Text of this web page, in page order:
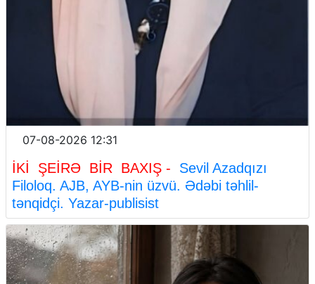
07-08-2026 12:31
İKİ ŞEİRƏ BİR BAXIŞ - Sevil Azadqızı
Filoloq. AJB, AYB-nin üzvü. Ədəbi təhlil-
tənqidçi. Yazar-publisist